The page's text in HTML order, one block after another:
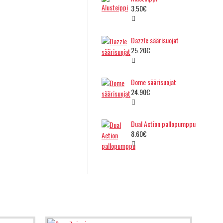
3.50€
Dazzle säärisuojat
25.20€
Dome säärisuojat
24.90€
Dual Action pallopumppu
8.60€